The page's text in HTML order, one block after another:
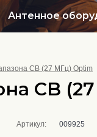
Антенное
CB (27 МГц) Optim
CB
Артикул: 009925